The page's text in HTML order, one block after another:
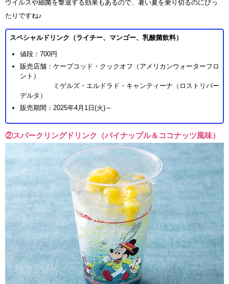
ウイルスや細菌を撃退する効果もあるので、暑い夏を乗り切るのにぴっ
たりですね♪
スペシャルドリンク（ライチー、マンゴー、乳酸菌飲料）
値段：700円
販売店舗：ケープコッド・クックオフ（アメリカンウォーターフロ
ント）
ミゲルズ・エルドラド・キャンティーナ（ロストリバー
デルタ）
販売期間：2025年4月1日(火)～
②スパークリングドリンク（パイナップル＆ココナッツ風味）